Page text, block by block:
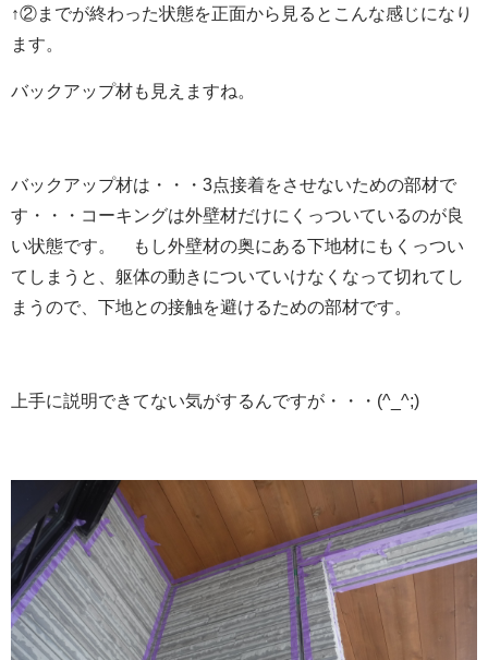
↑②までが終わった状態を正面から見るとこんな感じになり
ます。
バックアップ材も見えますね。
バックアップ材は・・・3点接着をさせないための部材で
す・・・コーキングは外壁材だけにくっついているのが良
い状態です。 もし外壁材の奥にある下地材にもくっつい
てしまうと、躯体の動きについていけなくなって切れてし
まうので、下地との接触を避けるための部材です。
上手に説明できてない気がするんですが・・・(^_^;)